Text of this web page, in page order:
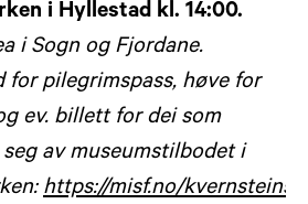
i Hyllestad kl. 14:00.
i Sogn og Fjordane.
for pilegrimspass, høve for
ev. billett for dei som
av museumstilbodet i
https://misf.no/